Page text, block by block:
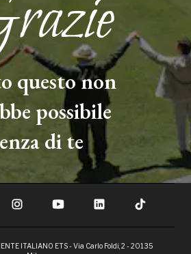
questo non
possibile
di te
ITALIANO ETS - Via Carlo Foldi, 2 - 20135